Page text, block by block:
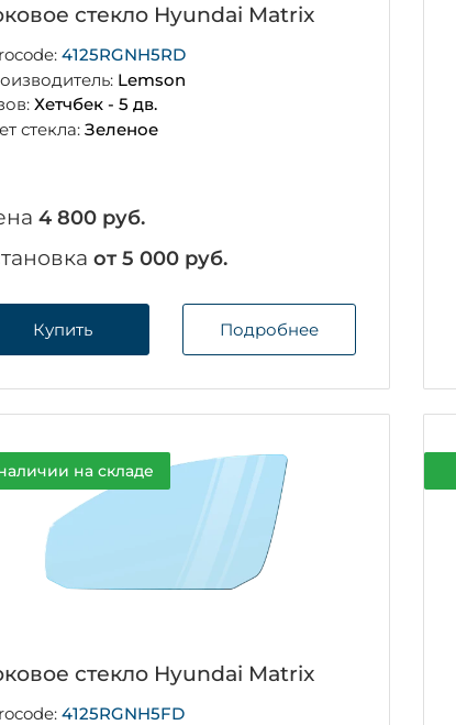
стекло Hyundai Matrix
4125RGNH5RD
Lemson
Хетчбек - 5 дв.
стекла: Зеленое
4 800 руб.
от 5 000 руб.
Купить Подробнее
на складе
стекло Hyundai Matrix
4125RGNH5FD